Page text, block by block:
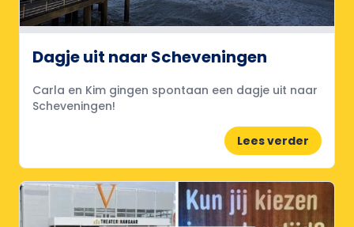
Dagje uit naar Scheveningen
Carla en Kim gingen spontaan een dagje uit naar
Scheveningen!
Lees verder